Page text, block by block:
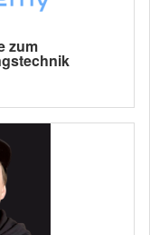
zum